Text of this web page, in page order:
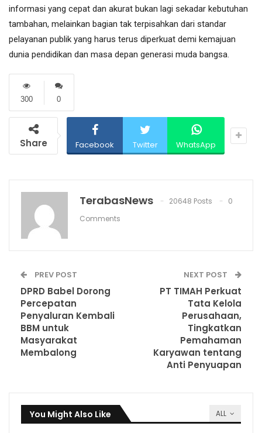
informasi yang cepat dan akurat bukan lagi sekadar kebutuhan
tambahan, melainkan bagian tak terpisahkan dari standar
pelayanan publik yang harus terus diperkuat demi kemajuan
dunia pendidikan dan masa depan generasi muda bangsa.
0
300
Share Facebook Twitter WhatsApp
TerabasNews 20648 Posts
0
Comments
PREV POST
DPRD Babel Dorong
Percepatan
Penyaluran Kembali
BBM untuk
Masyarakat
Membalong
NEXT POST
PT TIMAH Perkuat
Tata Kelola
Perusahaan,
Tingkatkan
Pemahaman
Karyawan tentang
Anti Penyuapan
ALL
You Might Also Like